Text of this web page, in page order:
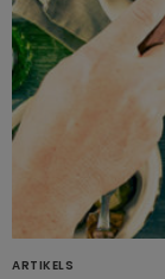
ARTIKELS